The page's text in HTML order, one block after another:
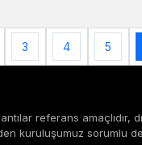
3 4 5
referans amaçlıdır,
kuruluşumuz sorumlu